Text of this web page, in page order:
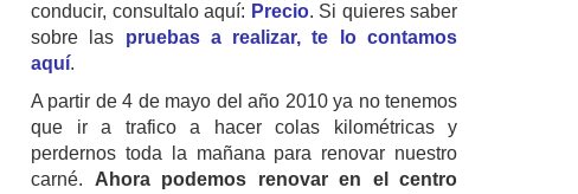
conducir, consultalo aquí: Precio. Si quieres saber
sobre las pruebas a realizar, te lo contamos
aquí.
A partir de 4 de mayo del año 2010 ya no tenemos
que ir a trafico a hacer colas kilométricas y
perdernos toda la mañana para renovar nuestro
carné. Ahora podemos renovar en el centro